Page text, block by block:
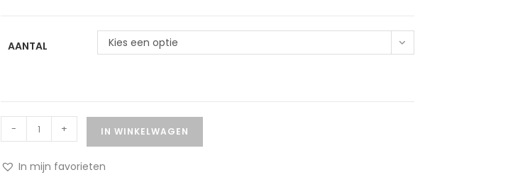
AANTAL Kies een optie
- + IN WINKELWAGEN
In mijn favorieten